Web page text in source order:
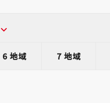
6 地域 7 地域